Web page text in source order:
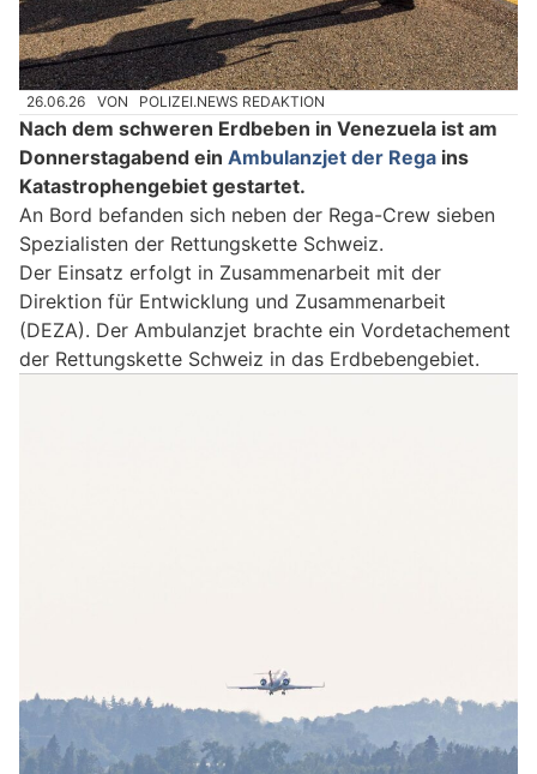
26.06.26 VON POLIZEI.NEWS REDAKTION
Nach dem schweren Erdbeben in Venezuela ist am
Donnerstagabend ein Ambulanzjet der Rega ins
Katastrophengebiet gestartet.
An Bord befanden sich neben der Rega-Crew sieben
Spezialisten der Rettungskette Schweiz.
Der Einsatz erfolgt in Zusammenarbeit mit der
Direktion für Entwicklung und Zusammenarbeit
(DEZA). Der Ambulanzjet brachte ein Vordetachement
der Rettungskette Schweiz in das Erdbebengebiet.